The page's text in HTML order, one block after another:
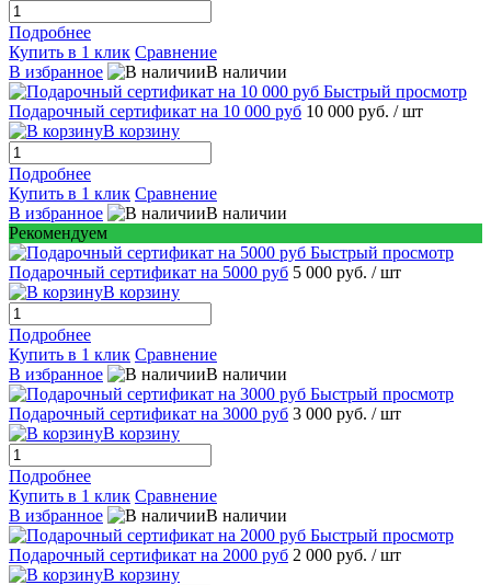
Подробнее
Купить в 1 клик Сравнение
В избранное
В наличии
Быстрый просмотр
Подарочный сертификат на 10 000 руб 10 000 руб. / шт
В корзину
Подробнее
Купить в 1 клик Сравнение
В избранное
В наличии
Рекомендуем
Быстрый просмотр
Подарочный сертификат на 5000 руб 5 000 руб. / шт
В корзину
Подробнее
Купить в 1 клик Сравнение
В избранное
В наличии
Быстрый просмотр
Подарочный сертификат на 3000 руб 3 000 руб. / шт
В корзину
Подробнее
Купить в 1 клик Сравнение
В избранное
В наличии
Быстрый просмотр
Подарочный сертификат на 2000 руб 2 000 руб. / шт
В корзину